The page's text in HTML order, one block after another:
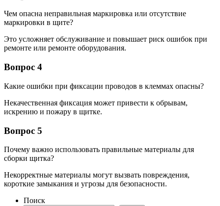
Чем опасна неправильная маркировка или отсутствие
маркировки в щите?
Это усложняет обслуживание и повышает риск ошибок при
ремонте или ремонте оборудования.
Вопрос 4
Какие ошибки при фиксации проводов в клеммах опасны?
Некачественная фиксация может привести к обрывам,
искрению и пожару в щитке.
Вопрос 5
Почему важно использовать правильные материалы для
сборки щитка?
Некорректные материалы могут вызвать повреждения,
короткие замыкания и угрозы для безопасности.
Поиск